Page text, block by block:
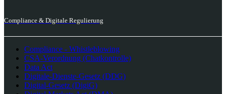
Compliance & Digitale Regulierung
Compliance - Whistleblowing
CSA-Verordnung (Chatkontrolle)
Data Act
Digitale-Dienste-Gesetz (DDG)
Digital-Gesetz (DigiG)